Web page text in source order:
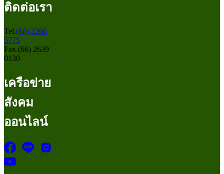
ติดต่อเรา
Tel.(66) 2266
5775
Fax.(66) 2639
0130
เครือข่าย
สังคม
ออนไลน์